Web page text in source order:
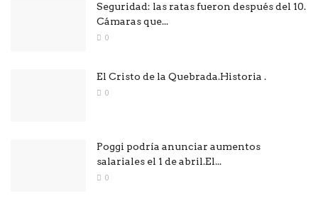
Seguridad: las ratas fueron después del 10.
Cámaras que...
0
El Cristo de la Quebrada.Historia .
0
Poggi podría anunciar aumentos
salariales el 1 de abril.El...
0